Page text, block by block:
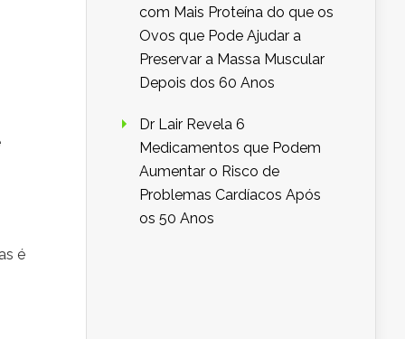
é
com Mais Proteína do que os
Ovos que Pode Ajudar a
Preservar a Massa Muscular
Depois dos 60 Anos
Dr Lair Revela 6
Medicamentos que Podem
Aumentar o Risco de
Problemas Cardíacos Após
os 50 Anos